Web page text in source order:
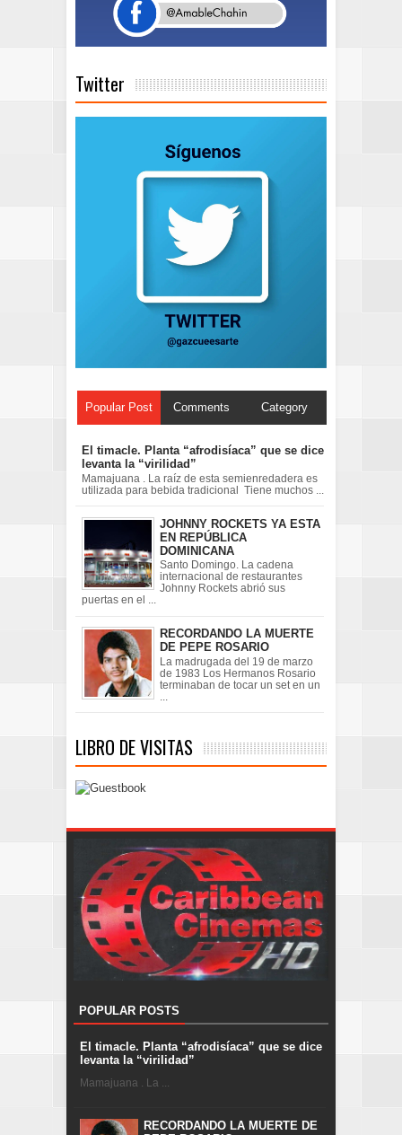
Twitter
Popular Post Comments Category
El timacle. Planta “afrodisíaca” que se dice
levanta la “virilidad”
Mamajuana . La raíz de esta semienredadera es
utilizada para bebida tradicional Tiene muchos ...
JOHNNY ROCKETS YA ESTA
EN REPÚBLICA
DOMINICANA
Santo Domingo. La cadena
internacional de restaurantes
Johnny Rockets abrió sus
puertas en el ...
RECORDANDO LA MUERTE
DE PEPE ROSARIO
La madrugada del 19 de marzo
de 1983 Los Hermanos Rosario
terminaban de tocar un set en un
LIBRO DE VISITAS
POPULAR POSTS
El timacle. Planta “afrodisíaca” que se dice
levanta la “virilidad”
Mamajuana . La ...
RECORDANDO LA MUERTE DE